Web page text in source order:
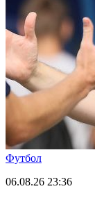
Футбол
06.08.26 23:36